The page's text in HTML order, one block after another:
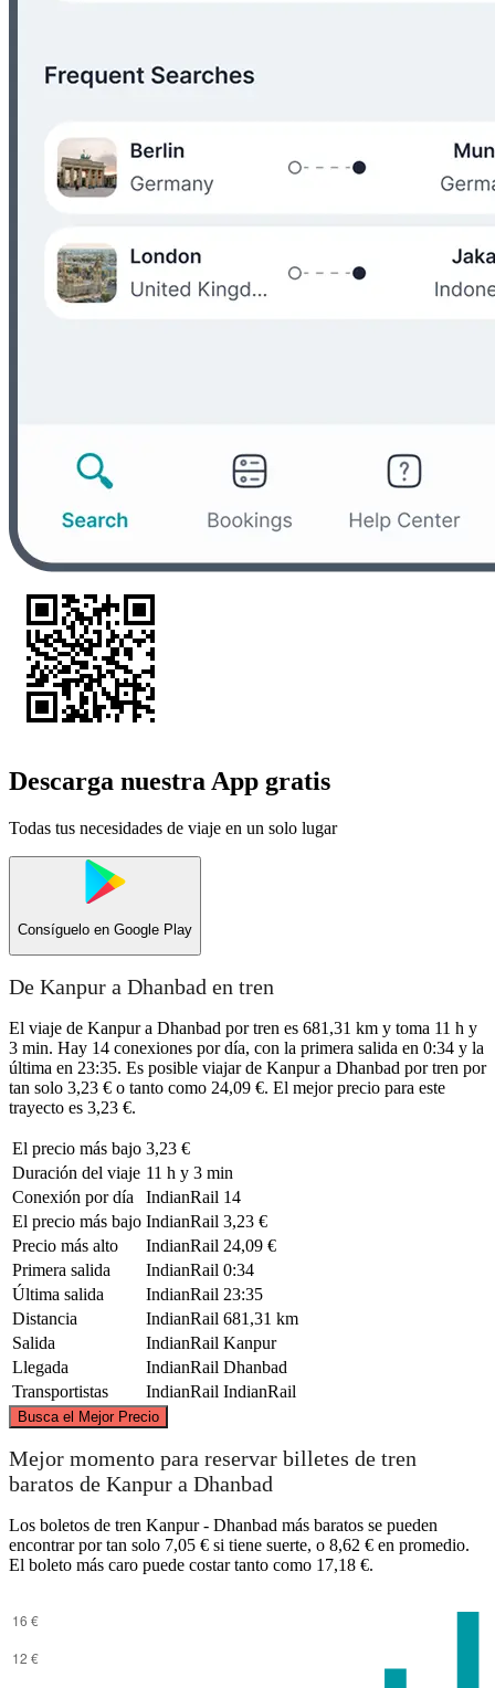
Descarga nuestra App gratis
Todas tus necesidades de viaje en un solo lugar
Consíguelo en Google Play
De Kanpur a Dhanbad en tren
El viaje de Kanpur a Dhanbad por tren es 681,31 km y toma 11 h y
3 min. Hay 14 conexiones por día, con la primera salida en 0:34 y la
última en 23:35. Es posible viajar de Kanpur a Dhanbad por tren por
tan solo 3,23 € o tanto como 24,09 €. El mejor precio para este
trayecto es 3,23 €.
El precio más bajo 3,23 €
Duración del viaje 11 h y 3 min
Conexión por día
IndianRail 14
El precio más bajo IndianRail 3,23 €
Precio más alto
IndianRail 24,09 €
Primera salida
IndianRail 0:34
Última salida
IndianRail 23:35
Distancia
IndianRail 681,31 km
Salida
IndianRail Kanpur
Llegada
IndianRail Dhanbad
Transportistas
IndianRail IndianRail
Busca el Mejor Precio
Kanpur
©CARTO
Mejor momento para reservar billetes de tren
baratos de Kanpur a Dhanbad
Los boletos de tren Kanpur - Dhanbad más baratos se pueden
encontrar por tan solo 7,05 € si tiene suerte, o 8,62 € en promedio.
El boleto más caro puede costar tanto como 17,18 €.